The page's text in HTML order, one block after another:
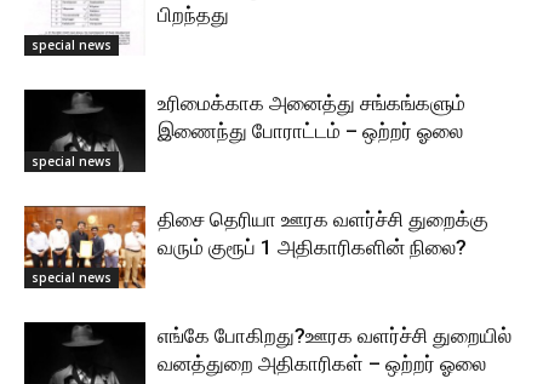
special news
பிறந்தது
special news
உரிமைக்காக அனைத்து சங்கங்களும்
இணைந்து போராட்டம் – ஒற்றர் ஓலை
special news
திசை தெரியா ஊரக வளர்ச்சி துறைக்கு
வரும் குரூப் 1 அதிகாரிகளின் நிலை?
எங்கே போகிறது?ஊரக வளர்ச்சி துறையில்
வனத்துறை அதிகாரிகள் – ஒற்றர் ஓலை